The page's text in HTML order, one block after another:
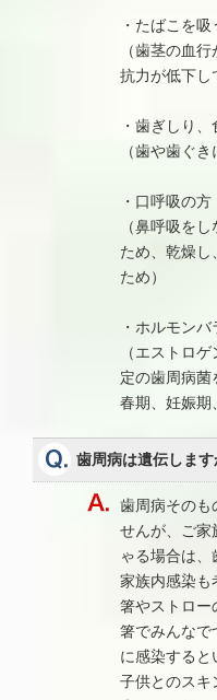
・たばこを吸
（歯茎の血
抗力が低下し
・歯ぎしり
（歯や歯ぐ
・口呼吸の方
（鼻呼吸を
ため、乾燥し
ため）
・ホルモン
（エストロ
定の歯周病菌
春期、妊娠期
歯周病は遺伝します
歯周病そのも
せんが、ご家
ゃる場合は、
家族内感染も
箸やストロー
箸でみんなで
に感染する
子供とのスキ